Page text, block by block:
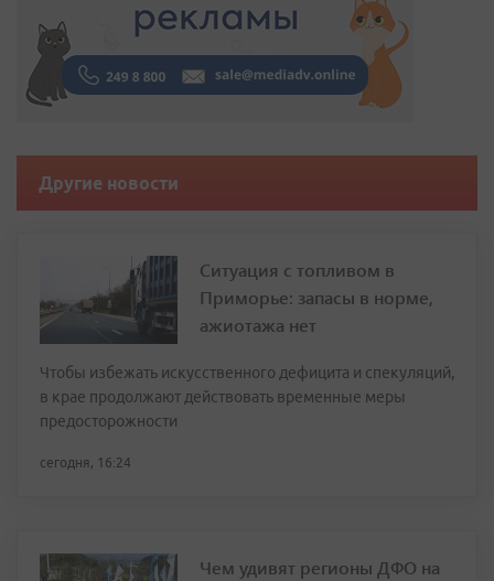
Другие новости
Ситуация с топливом в
Приморье: запасы в норме,
ажиотажа нет
Чтобы избежать искусственного дефицита и спекуляций,
в крае продолжают действовать временные меры
предосторожности
сегодня, 16:24
Чем удивят регионы ДФО на